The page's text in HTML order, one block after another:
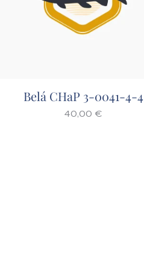
Belá CHaP 3-0041-4-4
40,00 €